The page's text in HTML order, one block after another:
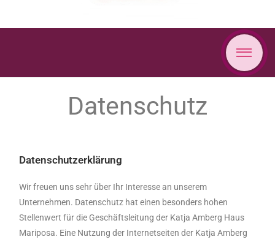
Datenschutz
Datenschutzerklärung
Wir freuen uns sehr über Ihr Interesse an unserem
Unternehmen. Datenschutz hat einen besonders hohen
Stellenwert für die Geschäftsleitung der Katja Amberg Haus
Mariposa. Eine Nutzung der Internetseiten der Katja Amberg